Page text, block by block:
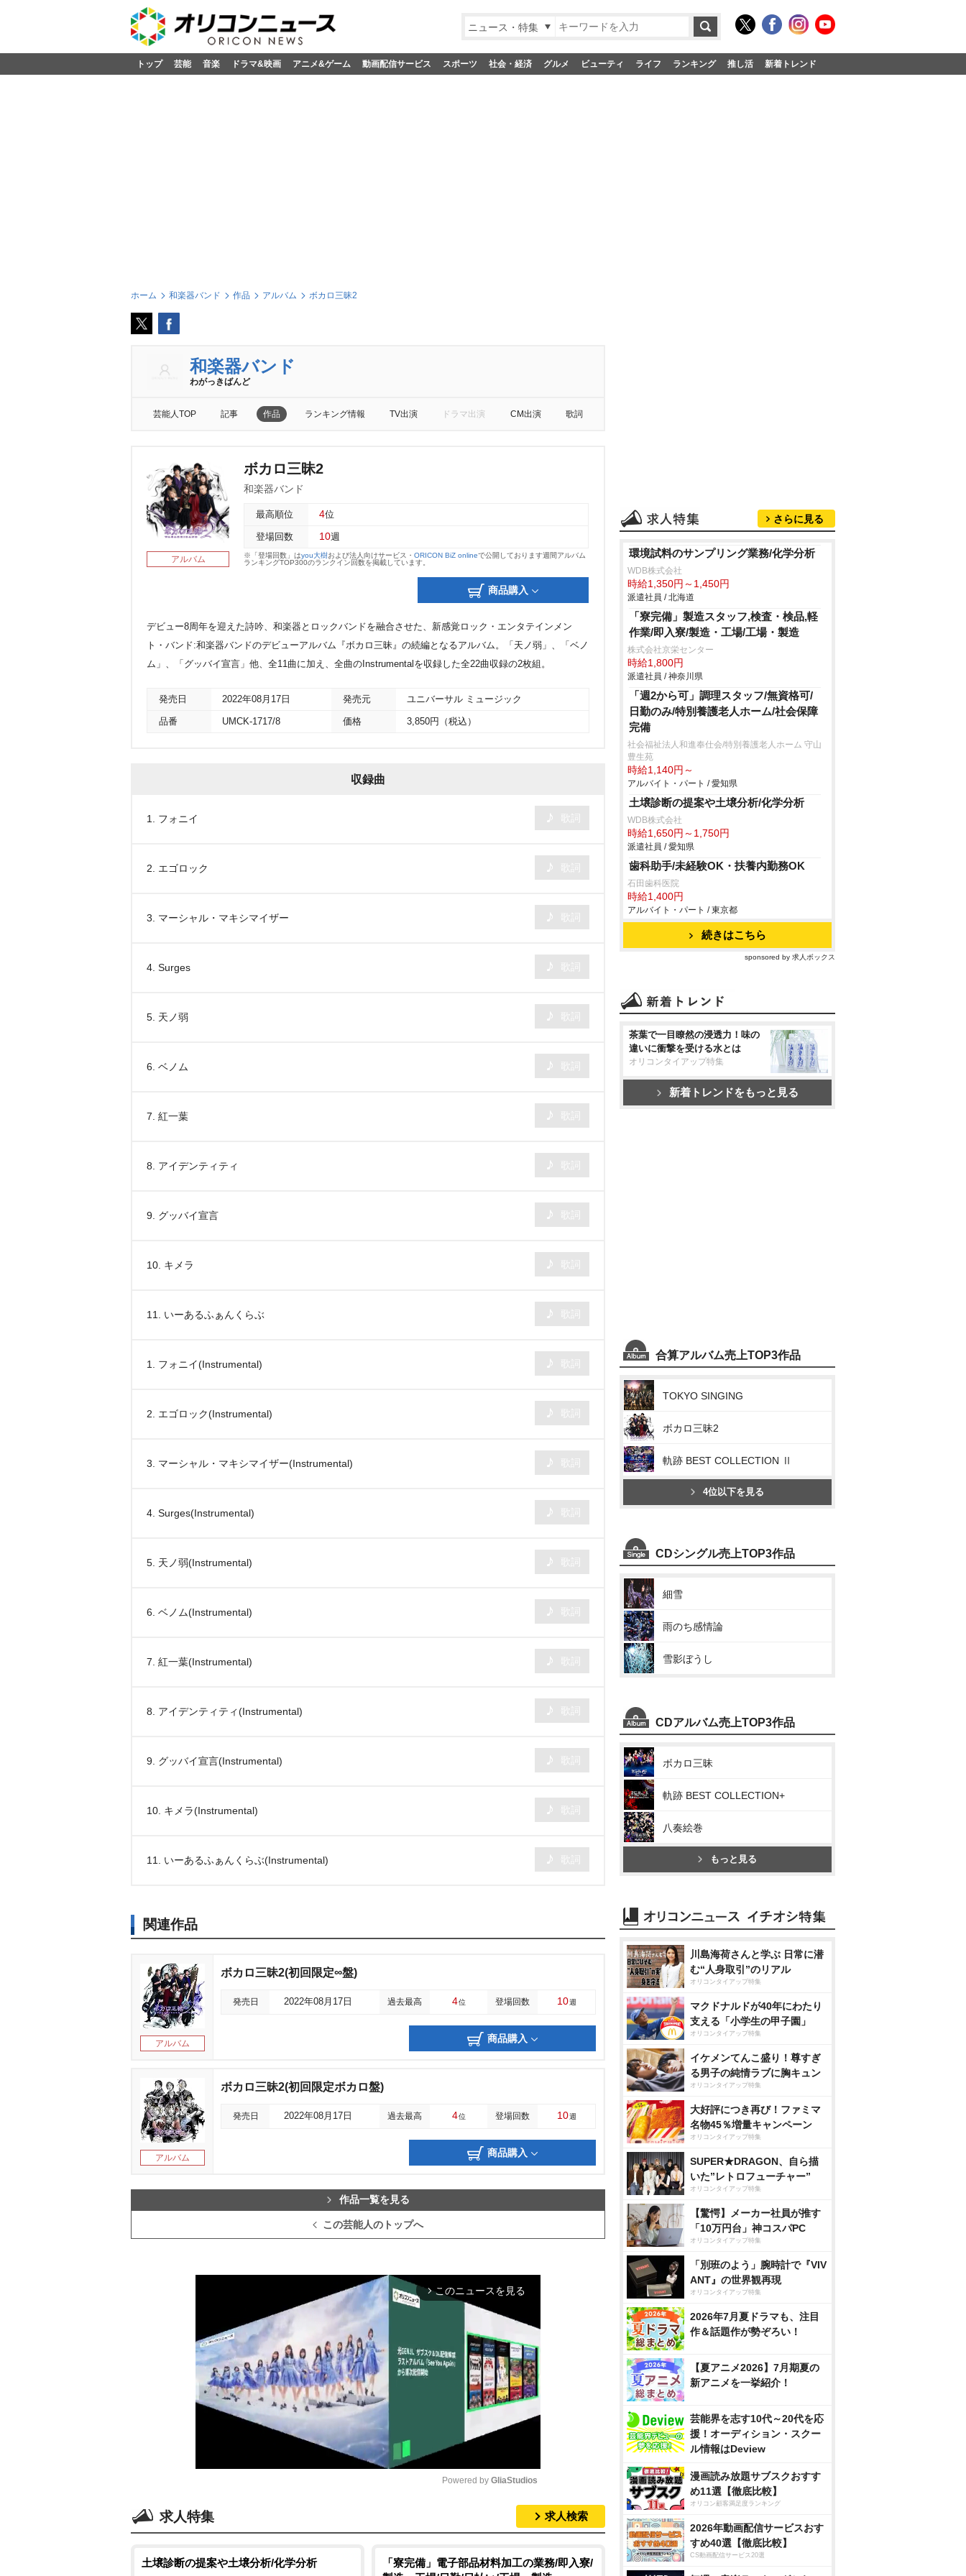
ニュース・特集
トップ 芸能 音楽 ドラマ&映画 アニメ&ゲーム 動画配信サービス スポーツ 社会・経済 グルメ ビューティ ライフ ランキング 推し活 新着トレンド
ホーム 和楽器バンド 作品 アルバム ボカロ三昧2
和楽器バンド
わがっきばんど
芸能人TOP 記事 作品 ランキング情報 TV出演 ドラマ出演 CM出演 歌詞
アルバム
ボカロ三昧2
和楽器バンド
最高順位 4位
登場回数 10週
※「登場回数」はyou大樹および法人向けサービス・ ORICON BiZ onlineで公開しております週間アルバム
ランキングTOP300のランクイン回数を掲載しています。
商品購入
デビュー8周年を迎えた詩吟、和楽器とロックバンドを融合させた、新感覚ロック・エンタテインメン
ト・バンド:和楽器バンドのデビューアルバム『ボカロ三昧』の続編となるアルバム。「天ノ弱」、「ベノ
ム」、「グッバイ宣言」他、全11曲に加え、全曲のInstrumentalを収録した全22曲収録の2枚組。
発売日 2022年08月17日 発売元 ユニバーサル ミュージック
品番 UMCK-1717/8 価格 3,850円（税込）
収録曲
1. フォニイ
2. エゴロック
3. マーシャル・マキシマイザー
4. Surges
5. 天ノ弱
6. ベノム
7. 紅一葉
8. アイデンティティ
9. グッバイ宣言
10. キメラ
11. いーあるふぁんくらぶ
1. フォニイ(Instrumental)
2. エゴロック(Instrumental)
3. マーシャル・マキシマイザー(Instrumental)
4. Surges(Instrumental)
5. 天ノ弱(Instrumental)
6. ベノム(Instrumental)
7. 紅一葉(Instrumental)
8. アイデンティティ(Instrumental)
9. グッバイ宣言(Instrumental)
10. キメラ(Instrumental)
11. いーあるふぁんくらぶ(Instrumental)
関連作品
アルバム
ボカロ三昧2(初回限定∞盤)
発売日 2022年08月17日 過去最高 4位 登場回数 10週
商品購入
アルバム
ボカロ三昧2(初回限定ボカロ盤)
発売日 2022年08月17日 過去最高 4位 登場回数 10週
商品購入
作品一覧を見る
この芸能人のトップへ
arrow_forward_ios このニュースを見る
t
Powered by GliaStudios
求人特集 求人検索
土壌診断の提案や土壌分析/化学分析
「寮完備」電子部品材料加工の業務/即入寮/
さらに見る
環境試料のサンプリング業務/化学分析
WDB株式会社
時給1,350円～1,450円
派遣社員 / 北海道
「寮完備」製造スタッフ,検査・検品,軽
作業/即入寮/製造・工場/工場・製造
株式会社京栄センター
時給1,800円
派遣社員 / 神奈川県
「週2から可」調理スタッフ/無資格可/
日勤のみ/特別養護老人ホーム/社会保障
完備
社会福祉法人和進奉仕会/特別養護老人ホーム 守山
豊生苑
時給1,140円～
アルバイト・パート / 愛知県
土壌診断の提案や土壌分析/化学分析
WDB株式会社
時給1,650円～1,750円
派遣社員 / 愛知県
歯科助手/未経験OK・扶養内勤務OK
石田歯科医院
時給1,400円
アルバイト・パート / 東京都
続きはこちら
sponsored by 求人ボックス
茶葉で一目瞭然の浸透力！味の
違いに衝撃を受ける水とは
オリコンタイアップ特集
新着トレンドをもっと見る
合算アルバム売上TOP3作品
TOKYO SINGING
ボカロ三昧2
軌跡 BEST COLLECTION Ⅱ
4位以下を見る
CDシングル売上TOP3作品
細雪
雨のち感情論
雪影ぼうし
CDアルバム売上TOP3作品
ボカロ三昧
軌跡 BEST COLLECTION+
八奏絵巻
もっと見る
川島海荷さんと学ぶ 日常に潜
む“人身取引”のリアル
オリコンタイアップ特集
マクドナルドが40年にわたり
支える「小学生の甲子園」
オリコンタイアップ特集
イケメンてんこ盛り！尊すぎ
る男子の純情ラブに胸キュン
オリコンタイアップ特集
大好評につき再び！ファミマ
名物45％増量キャンペーン
オリコンタイアップ特集
SUPER★DRAGON、自ら描
いた”レトロフューチャー”
オリコンタイアップ特集
【驚愕】メーカー社員が推す
「10万円台」神コスパPC
オリコンタイアップ特集
「別班のよう」腕時計で『VIV
ANT』の世界観再現
オリコンタイアップ特集
2026年7月夏ドラマも、注目
作＆話題作が勢ぞろい！
【夏アニメ2026】7月期夏の
新アニメを一挙紹介！
芸能界を志す10代～20代を応
援！オーディション・スクー
ル情報はDeview
漫画読み放題サブスクおすす
め11選【徹底比較】
オリコン顧客満足度ランキング
2026年動画配信サービスおす
すめ40選【徹底比較】
CS動画配信サービス20選